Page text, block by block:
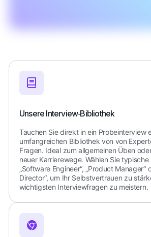
Unsere Interview‑Bibliothek
Tauchen Sie direkt in ein Probeinterview
umfangreichen Bibliothek von von
Fragen. Ideal zum allgemeinen Üben
neuer Karrierewege. Wählen Sie typische
„Software Engineer“, „Product Manager“
Director“, um Ihr Selbstvertrauen zu
wichtigsten Interviewfragen zu meistern.